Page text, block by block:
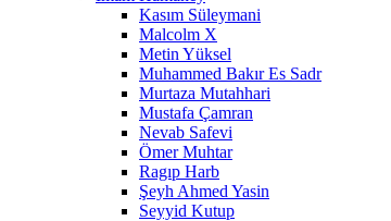
Kasım Süleymani
Malcolm X
Metin Yüksel
Muhammed Bakır Es Sadr
Murtaza Mutahhari
Mustafa Çamran
Nevab Safevi
Ömer Muhtar
Ragıp Harb
Şeyh Ahmed Yasin
Seyyid Kutup